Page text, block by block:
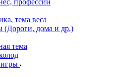
профессии
тема веса
(Дороги, дома и др.)
тема